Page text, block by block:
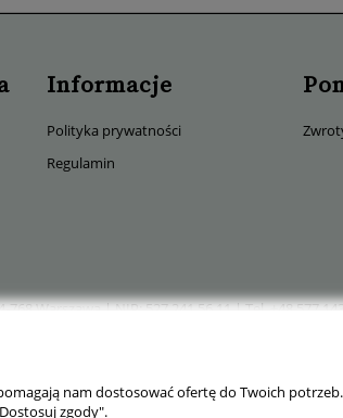
Informacje
Polityka prywatności
Regulamin
768 Warszawa | NIP: 527 241 56 11 | Tel.+48 577
nam dostosować ofertę do Twoich
zgody".